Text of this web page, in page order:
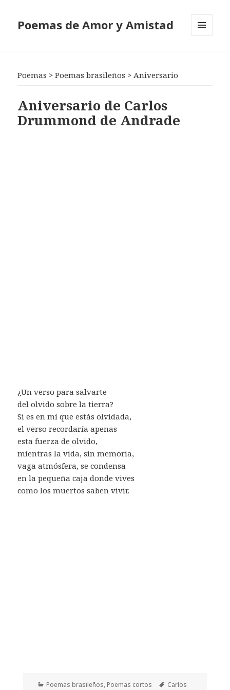
Poemas de Amor y Amistad
Poemas >Poemas brasileños >Aniversario
Aniversario de Carlos
Drummond de Andrade
¿Un verso para salvarte
del olvido sobre la tierra?
Si es en mí que estás olvidada,
el verso recordaría apenas
esta fuerza de olvido,
mientras la vida, sin memoria,
vaga atmósfera, se condensa
en la pequeña caja donde vives
como los muertos saben vivir.
Categorías
Poemas brasileños, Poemas cortos Etiquetas
Carlos